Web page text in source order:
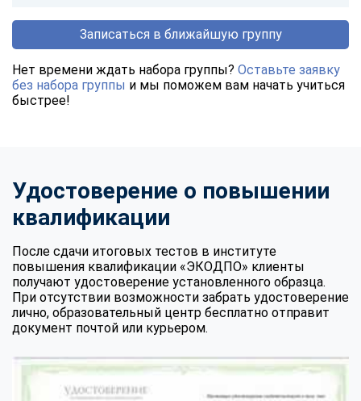
Записаться в ближайшую группу
Нет времени ждать набора группы? Оставьте заявку
без набора группы и мы поможем вам начать учиться
быстрее!
Удостоверение о повышении
квалификации
После сдачи итоговых тестов в институте
повышения квалификации «ЭКОДПО» клиенты
получают удостоверение установленного образца.
При отсутствии возможности забрать удостоверение
лично, образовательный центр бесплатно отправит
документ почтой или курьером.